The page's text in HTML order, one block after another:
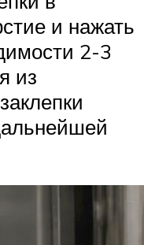
и нажать
2-3
из